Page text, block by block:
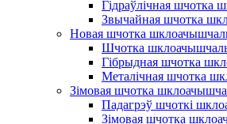
Гідраўлічная шчотка
Звычайная шчотка
Новая шчотка
Шчотка
Гібрыдная шчотка
Металічная шчотка
Зімовая шчотка
Падагрэў шчоткі
Зімовая шчотка